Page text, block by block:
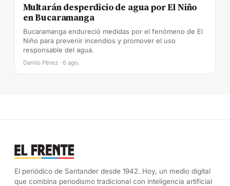
Multarán desperdicio de agua por El Niño
en Bucaramanga
Bucaramanga endureció medidas por el fenómeno de El
Niño para prevenir incendios y promover el uso
responsable del agua.
Danilo Pérez · 6 ago.
El periódico de Santander desde 1942. Hoy, un medio digital
que combina periodismo tradicional con inteligencia artificial